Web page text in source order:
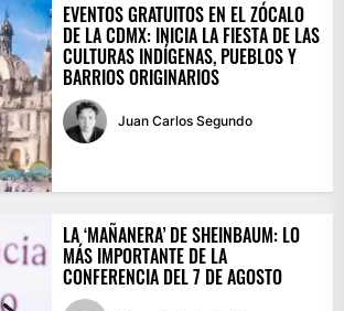
EVENTOS GRATUITOS EN EL ZÓCALO
DE LA CDMX: INICIA LA FIESTA DE LAS
CULTURAS INDÍGENAS, PUEBLOS Y
BARRIOS ORIGINARIOS
Juan Carlos Segundo
LA ‘MAÑANERA’ DE SHEINBAUM: LO
MÁS IMPORTANTE DE LA
CONFERENCIA DEL 7 DE AGOSTO